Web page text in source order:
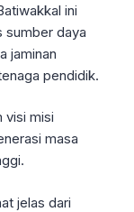
ini
sumber daya
jaminan
pendidik.
visi misi
masa
jelas dari